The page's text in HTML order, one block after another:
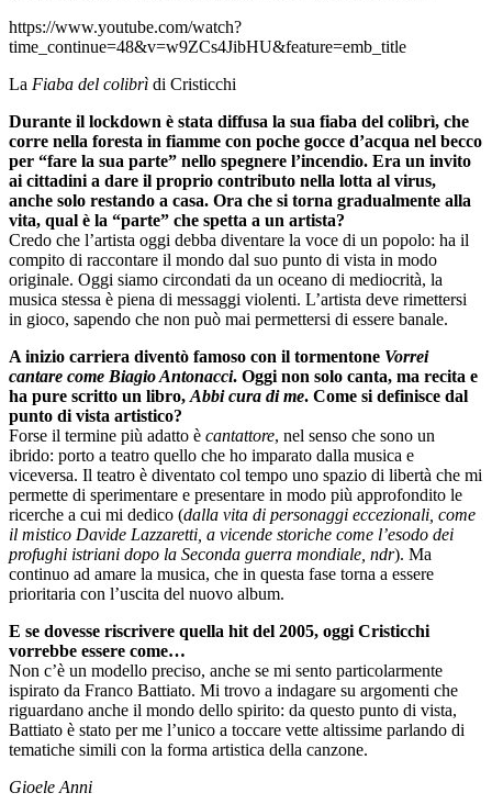
https://www.youtube.com/watch?
time_continue=48&v=w9ZCs4JibHU&feature=emb_title
La Fiaba del colibrì di Cristicchi
Durante il lockdown è stata diffusa la sua fiaba del colibrì, che
corre nella foresta in fiamme con poche gocce d’acqua nel becco
per “fare la sua parte” nello spegnere l’incendio. Era un invito
ai cittadini a dare il proprio contributo nella lotta al virus,
anche solo restando a casa. Ora che si torna gradualmente alla
vita, qual è la “parte” che spetta a un artista?
Credo che l’artista oggi debba diventare la voce di un popolo: ha il
compito di raccontare il mondo dal suo punto di vista in modo
originale. Oggi siamo circondati da un oceano di mediocrità, la
musica stessa è piena di messaggi violenti. L’artista deve rimettersi
in gioco, sapendo che non può mai permettersi di essere banale.
A inizio carriera diventò famoso con il tormentone Vorrei
cantare come Biagio Antonacci. Oggi non solo canta, ma recita e
ha pure scritto un libro, Abbi cura di me. Come si definisce dal
punto di vista artistico?
Forse il termine più adatto è cantattore, nel senso che sono un
ibrido: porto a teatro quello che ho imparato dalla musica e
viceversa. Il teatro è diventato col tempo uno spazio di libertà che mi
permette di sperimentare e presentare in modo più approfondito le
ricerche a cui mi dedico (dalla vita di personaggi eccezionali, come
il mistico Davide Lazzaretti, a vicende storiche come l’esodo dei
profughi istriani dopo la Seconda guerra mondiale, ndr). Ma
continuo ad amare la musica, che in questa fase torna a essere
prioritaria con l’uscita del nuovo album.
E se dovesse riscrivere quella hit del 2005, oggi Cristicchi
vorrebbe essere come…
Non c’è un modello preciso, anche se mi sento particolarmente
ispirato da Franco Battiato. Mi trovo a indagare su argomenti che
riguardano anche il mondo dello spirito: da questo punto di vista,
Battiato è stato per me l’unico a toccare vette altissime parlando di
tematiche simili con la forma artistica della canzone.
Gioele Anni